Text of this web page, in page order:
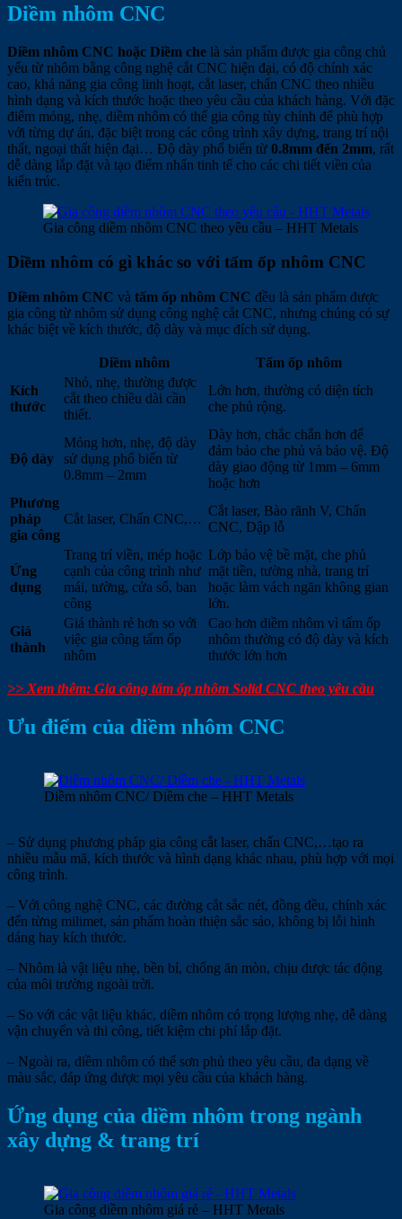
Diềm nhôm CNC
Diềm nhôm CNC hoặc Diềm che là sản phẩm được gia công chủ
yếu từ nhôm bằng công nghệ cắt CNC hiện đại, có độ chính xác
cao, khả năng gia công linh hoạt, cắt laser, chấn CNC theo nhiều
hình dạng và kích thước hoặc theo yêu cầu của khách hàng. Với đặc
điểm mỏng, nhẹ, diềm nhôm có thể gia công tùy chỉnh để phù hợp
với từng dự án, đặc biệt trong các công trình xây dựng, trang trí nội
thất, ngoại thất hiện đại… Độ dày phổ biến từ 0.8mm đến 2mm, rất
dễ dàng lắp đặt và tạo điểm nhấn tinh tế cho các chi tiết viền của
kiến trúc.
Gia công diềm nhôm CNC theo yêu cầu – HHT Metals
Diềm nhôm có gì khác so với tấm ốp nhôm CNC
Diềm nhôm CNC và tấm ốp nhôm CNC đều là sản phẩm được
gia công từ nhôm sử dụng công nghệ cắt CNC, nhưng chúng có sự
khác biệt về kích thước, độ dày và mục đích sử dụng.
Diềm nhôm
Tấm ốp nhôm
Kích
thước
Nhỏ, nhẹ, thường được
cắt theo chiều dài cần
thiết.
Lớn hơn, thường có diện tích
che phủ rộng.
Độ dày
Mỏng hơn, nhẹ, độ dày
sử dụng phổ biến từ
0.8mm – 2mm
Dày hơn, chắc chắn hơn để
đảm bảo che phủ và bảo vệ. Độ
dày giao động từ 1mm – 6mm
hoặc hơn
Phương
pháp
gia công
Cắt laser, Chấn CNC,…
Cắt laser, Bào rãnh V, Chấn
CNC, Dập lỗ
Ứng
dụng
Trang trí viền, mép hoặc
cạnh của công trình như
mái, tường, cửa sổ, ban
công
Lớp bảo vệ bề mặt, che phủ
mặt tiền, tường nhà, trang trí
hoặc làm vách ngăn không gian
lớn.
Giá
thành
Giá thành rẻ hơn so với
việc gia công tấm ốp
nhôm
Cao hơn diềm nhôm vì tấm ốp
nhôm thường có độ dày và kích
thước lớn hơn
>> Xem thêm: Gia công tấm ốp nhôm Solid CNC theo yêu cầu
Ưu điểm của diềm nhôm CNC
Diềm nhôm CNC/ Diềm che – HHT Metals
– Sử dụng phương pháp gia công cắt laser, chấn CNC,…tạo ra
nhiều mẫu mã, kích thước và hình dạng khác nhau, phù hợp với mọi
công trình.
– Với công nghệ CNC, các đường cắt sắc nét, đồng đều, chính xác
đến từng milimet, sản phẩm hoàn thiện sắc sảo, không bị lỗi hình
dáng hay kích thước.
– Nhôm là vật liệu nhẹ, bền bỉ, chống ăn mòn, chịu được tác động
của môi trường ngoài trời.
– So với các vật liệu khác, diềm nhôm có trọng lượng nhẹ, dễ dàng
vận chuyển và thi công, tiết kiệm chi phí lắp đặt.
– Ngoài ra, diềm nhôm có thể sơn phủ theo yêu cầu, đa dạng về
màu sắc, đáp ứng được mọi yêu cầu của khách hàng.
Ứng dụng của diềm nhôm trong ngành
xây dựng & trang trí
Gia công diềm nhôm giá rẻ – HHT Metals